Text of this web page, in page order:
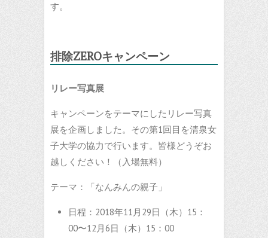
す。
排除ZEROキャンペーン
リレー写真展
キャンペーンをテーマにしたリレー写真
展を企画しました。その第1回目を清泉女
子大学の協力で行います。皆様どうぞお
越しください！（入場無料）
テーマ：「なんみんの親子」
日程：2018年11月29日（木）15：
00〜12月6日（木）15：00